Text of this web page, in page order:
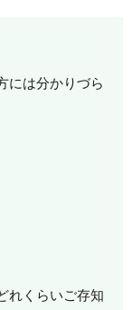
には分かりづら
れくらいご存知